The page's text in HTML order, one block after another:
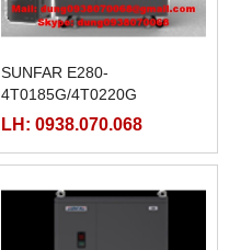
SUNFAR E280-
4T0185G/4T0220G
LH: 0938.070.068